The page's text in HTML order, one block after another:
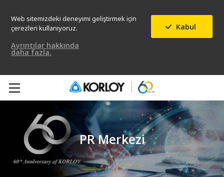
Web sitemizdeki deneyimi geliştirmek için
çerezleri kullanıyoruz.
Kabul
Ayrıntılar hakkında
daha fazla.
PR Merkezi